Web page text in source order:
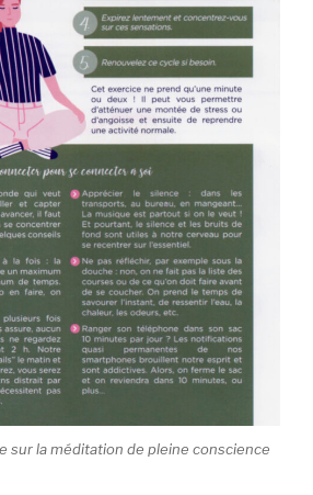
sur la méditation de pleine conscience